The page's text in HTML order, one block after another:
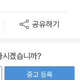
공유하기
겠습니까?
중고 등록